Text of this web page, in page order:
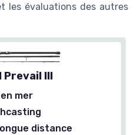
les évaluations des autres
Prevail III
mer
distance